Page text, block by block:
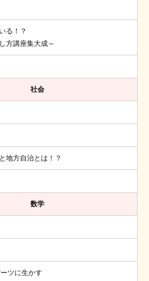
る！？
方講座集大成～
社会
地方自治とは！？
数学
ツに生かす